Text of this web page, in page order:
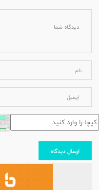
ارسال دیدگاه